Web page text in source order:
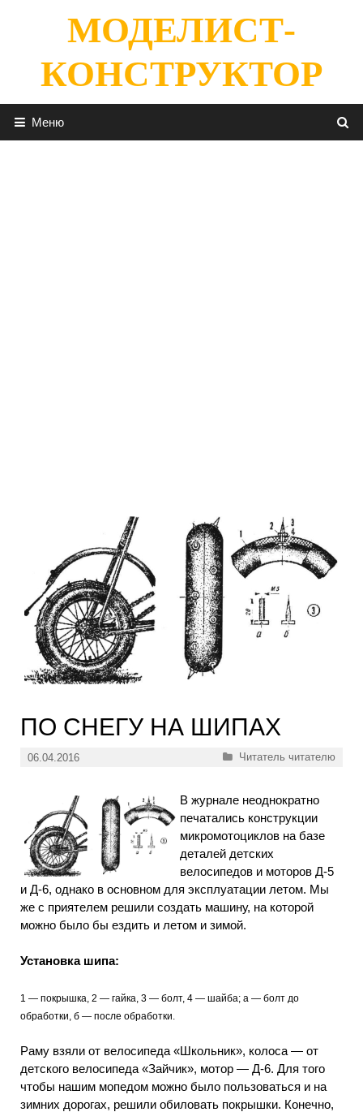
содержимомуМОДЕЛИСТ-
КОНСТРУКТОР
Меню
ПО СНЕГУ НА ШИПАХ
06.04.2016 Рубрики
Читатель читателю
В журнале неоднократно
печатались конструкции
микромотоциклов на базе
деталей детских
велосипедов и моторов Д-5
и Д-6, однако в основном для эксплуатации летом. Мы
же с приятелем решили создать машину, на которой
можно было бы ездить и летом и зимой.
Установка шипа:
1 — покрышка, 2 — гайка, 3 — болт, 4 — шайба; а — болт до
обработки, б — после обработки.
Раму взяли от велосипеда «Школьник», колоса — от
детского велосипеда «Зайчик», мотор — Д-6. Для того
чтобы нашим мопедом можно было пользоваться и на
зимних дорогах, решили обиловать покрышки. Конечно,